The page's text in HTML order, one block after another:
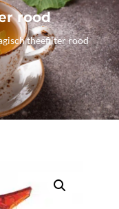
rood
theefilter rood